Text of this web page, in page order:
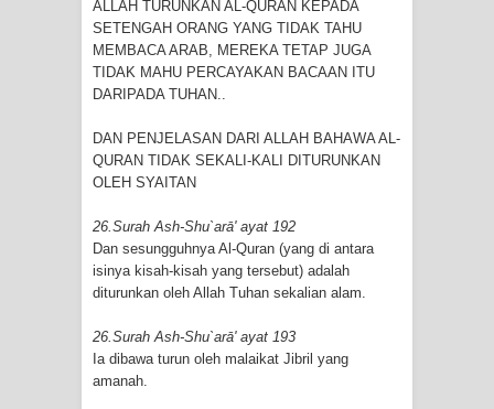
ALLAH TURUNKAN AL-QURAN KEPADA
SETENGAH ORANG YANG TIDAK TAHU
MEMBACA ARAB, MEREKA TETAP JUGA
TIDAK MAHU PERCAYAKAN BACAAN ITU
DARIPADA TUHAN..
DAN PENJELASAN DARI ALLAH BAHAWA AL-
QURAN TIDAK SEKALI-KALI DITURUNKAN
OLEH SYAITAN
26.Surah Ash-Shu`arā' ayat 192
Dan sesungguhnya Al-Quran (yang di antara
isinya kisah-kisah yang tersebut) adalah
diturunkan oleh Allah Tuhan sekalian alam.
26.Surah Ash-Shu`arā' ayat 193
Ia dibawa turun oleh malaikat Jibril yang
amanah.